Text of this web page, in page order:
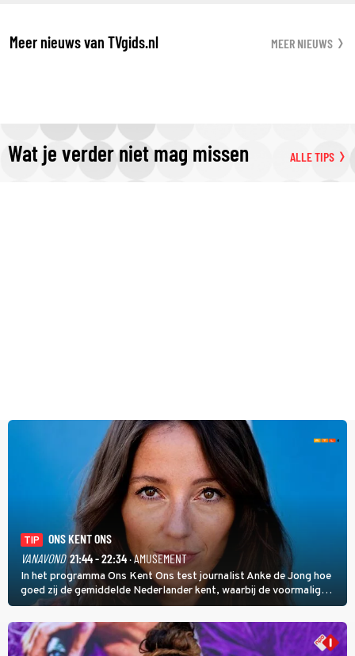
Meer nieuws van TVgids.nl MEER NIEUWS
Wat je verder niet mag missen ALLE TIPS
TIP
ONS KENT ONS
VANAVOND 21:44 - 22:34· AMUSEMENT
In het programma Ons Kent Ons test journalist Anke de Jong hoe
goed zij de gemiddelde Nederlander kent, waarbij de voormalig
hoofdredacteur van modebladen Glamour en Elle het samen met
rapper Keizer opneemt tegen Edson da Graça en Marc-Marie
Huijbregts.